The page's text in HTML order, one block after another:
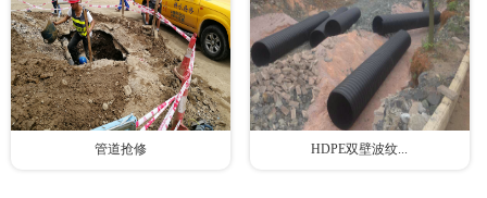
管道抢修 HDPE双壁波纹...